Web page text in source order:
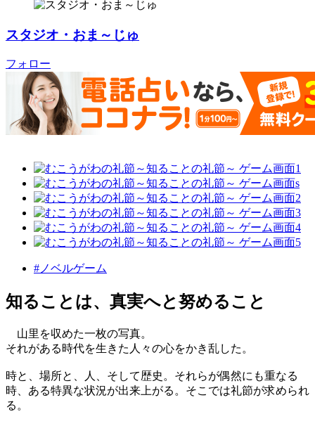
スタジオ・おま～じゅ
フォロー
#ノベルゲーム
知ることは、真実へと努めること
山里を収めた一枚の写真。
それがある時代を生きた人々の心をかき乱した。
時と、場所と、人、そして歴史。それらが偶然にも重なる
時、ある特異な状況が出来上がる。そこでは礼節が求められ
る。